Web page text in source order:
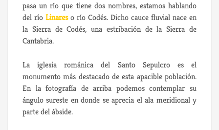
pasa un río que tiene dos nombres, estamos hablando
del río Linareso río Codés. Dicho cauce fluvial nace en
la Sierra de Codés, una estribación de la Sierra de
Cantabria.
La iglesia románica del Santo Sepulcro es el
monumento más destacado de esta apacible población.
En la fotografía de arriba podemos contemplar su
ángulo sureste en donde se aprecia el ala meridional y
parte del ábside.